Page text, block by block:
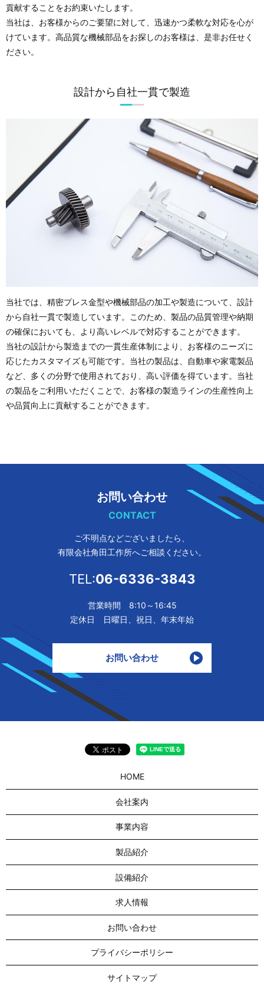
貢献することをお約束いたします。
当社は、お客様からのご要望に対して、迅速かつ柔軟な対応を心が
けています。高品質な機械部品をお探しのお客様は、是非お任せく
ださい。
設計から自社一貫で製造
当社では、精密プレス金型や機械部品の加工や製造について、設計
から自社一貫で製造しています。このため、製品の品質管理や納期
の確保においても、より高いレベルで対応することができます。
当社の設計から製造までの一貫生産体制により、お客様のニーズに
応じたカスタマイズも可能です。当社の製品は、自動車や家電製品
など、多くの分野で使用されており、高い評価を得ています。当社
の製品をご利用いただくことで、お客様の製造ラインの生産性向上
や品質向上に貢献することができます。
お問い合わせ
CONTACT
ご不明点などございましたら、
有限会社角田工作所へご相談ください。
TEL:06-6336-3843
営業時間 8:10～16:45
定休日 日曜日、祝日、年末年始
お問い合わせ
HOME
会社案内
事業内容
製品紹介
設備紹介
求人情報
お問い合わせ
プライバシーポリシー
サイトマップ